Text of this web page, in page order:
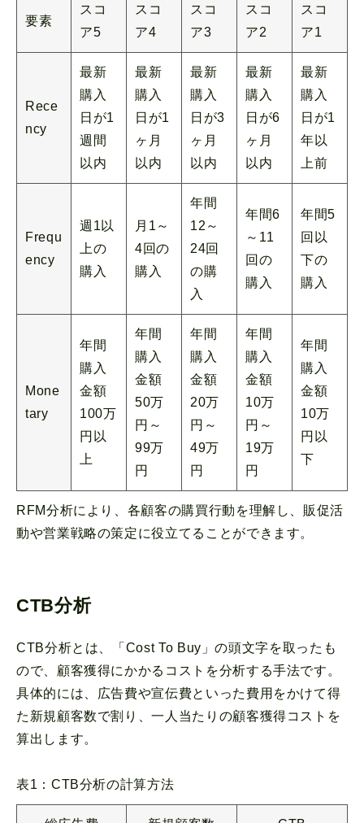
要素
スコ
ア5
スコ
ア4
スコ
ア3
スコ
ア2
スコ
ア1
Rece
ncy
最新
購入
日が1
週間
以内
最新
購入
日が1
ヶ月
以内
最新
購入
日が3
ヶ月
以内
最新
購入
日が6
ヶ月
以内
最新
購入
日が1
年以
上前
Frequ
ency
週1以
上の
購入
月1～
4回の
購入
年間
12～
24回
の購
入
年間6
～11
回の
購入
年間5
回以
下の
購入
Mone
tary
年間
購入
金額
100万
円以
上
年間
購入
金額
50万
円～
99万
円
年間
購入
金額
20万
円～
49万
円
年間
購入
金額
10万
円～
19万
円
年間
購入
金額
10万
円以
下
RFM分析により、各顧客の購買行動を理解し、販促活
動や営業戦略の策定に役立てることができます。
CTB分析
CTB分析とは、「Cost To Buy」の頭文字を取ったも
ので、顧客獲得にかかるコストを分析する手法です。
具体的には、広告費や宣伝費といった費用をかけて得
た新規顧客数で割り、一人当たりの顧客獲得コストを
算出します。
表1：CTB分析の計算方法